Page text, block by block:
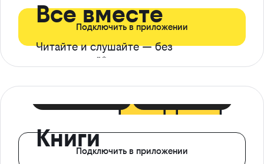
Все вместе
Читайте и слушайте — без
ограничений*
Подключить в приложении
КнигиПодключить в приложении